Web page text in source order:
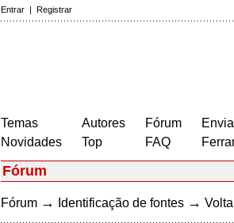
Entrar | Registrar
Temas
Novidades
Autores
Top
Fórum
FAQ
Fórum
Fórum → Identificação de fontes →